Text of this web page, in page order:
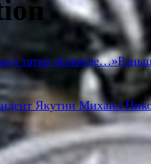
татар чёлюнде…»
Якутии Михаил